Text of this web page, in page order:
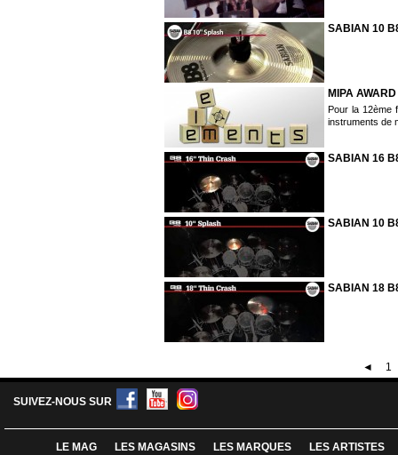
SABIAN 10
MIPA
Pour la 12ème
instruments de
SABIAN 16
SABIAN 10
SABIAN 18
◄ 1
SUIVEZ-NOUS SUR
LE MAG LES MAGASINS LES MARQUES LES ARTISTES